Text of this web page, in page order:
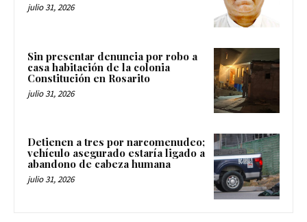
julio 31, 2026
Sin presentar denuncia por robo a
casa habitación de la colonia
Constitución en Rosarito
julio 31, 2026
Detienen a tres por narcomenudeo;
vehículo asegurado estaría ligado a
abandono de cabeza humana
julio 31, 2026